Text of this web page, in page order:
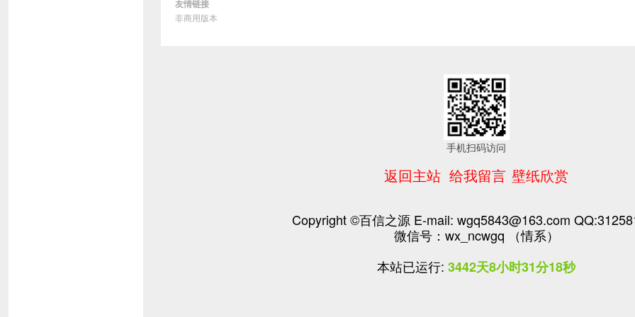
友情链接
非商用版本
手机扫码访问
返回主站 给我留言 壁纸欣赏
Copyright ©百信之源 E-mail: wgq5843@163.com
微信号：wx_ncwgq （情系）
本站已运行: 3442天8小时31分18秒